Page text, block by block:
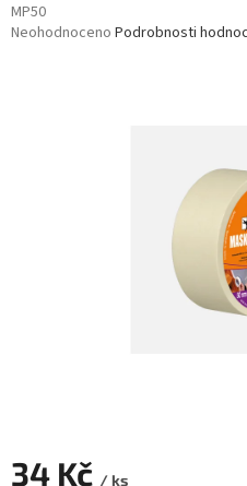
MP50
Průměrné
Neohodnoceno Podrobnosti
34 Kč / ks